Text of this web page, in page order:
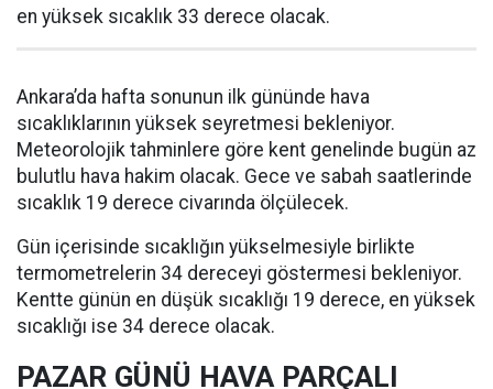
en yüksek sıcaklık 33 derece olacak.
Ankara’da hafta sonunun ilk gününde hava
sıcaklıklarının yüksek seyretmesi bekleniyor.
Meteorolojik tahminlere göre kent genelinde bugün az
bulutlu hava hakim olacak. Gece ve sabah saatlerinde
sıcaklık 19 derece civarında ölçülecek.
Gün içerisinde sıcaklığın yükselmesiyle birlikte
termometrelerin 34 dereceyi göstermesi bekleniyor.
Kentte günün en düşük sıcaklığı 19 derece, en yüksek
sıcaklığı ise 34 derece olacak.
PAZAR GÜNÜ HAVA PARÇALI